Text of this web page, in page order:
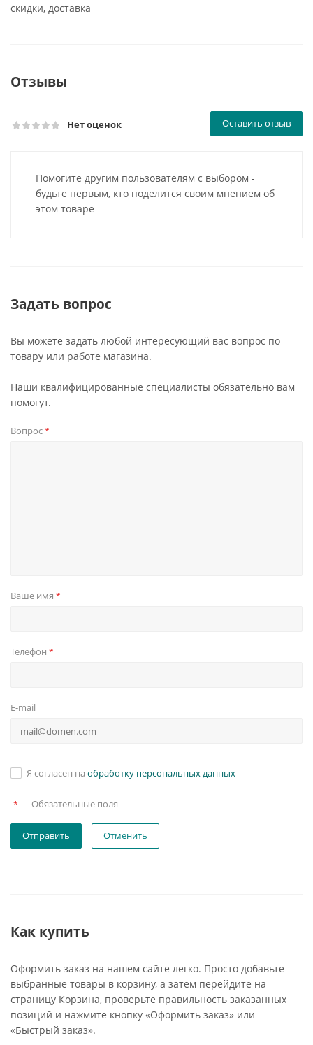
скидки, доставка
Отзывы
Нет оценок Оставить отзыв
Помогите другим пользователям с выбором -
будьте первым, кто поделится своим мнением об
этом товаре
Задать вопрос
Вы можете задать любой интересующий вас вопрос по
товару или работе магазина.
Наши квалифицированные специалисты обязательно вам
помогут.
Вопрос*
Ваше имя *
Телефон *
E-mail
Я согласен на обработку персональных данных
* — Обязательные поля
Отменить
Как купить
Оформить заказ на нашем сайте легко. Просто добавьте
выбранные товары в корзину, а затем перейдите на
страницу Корзина, проверьте правильность заказанных
позиций и нажмите кнопку «Оформить заказ» или
«Быстрый заказ».